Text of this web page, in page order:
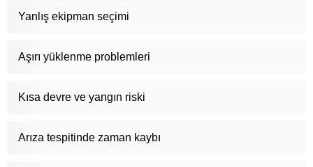
Yanlış ekipman seçimi
Aşırı yüklenme problemleri
Kısa devre ve yangın riski
Arıza tespitinde zaman kaybı